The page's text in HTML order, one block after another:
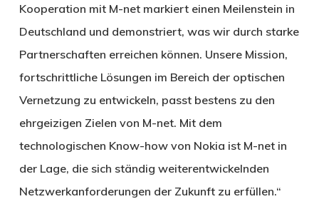
Kooperation mit M-net markiert einen Meilenstein in
Deutschland und demonstriert, was wir durch starke
Partnerschaften erreichen können. Unsere Mission,
fortschrittliche Lösungen im Bereich der optischen
Vernetzung zu entwickeln, passt bestens zu den
ehrgeizigen Zielen von M-net. Mit dem
technologischen Know-how von Nokia ist M-net in
der Lage, die sich ständig weiterentwickelnden
Netzwerkanforderungen der Zukunft zu erfüllen.“